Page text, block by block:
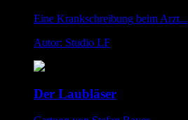
Eine Krankschreibung beim Arzt...
Autor: Studio LF
Der Laubläser